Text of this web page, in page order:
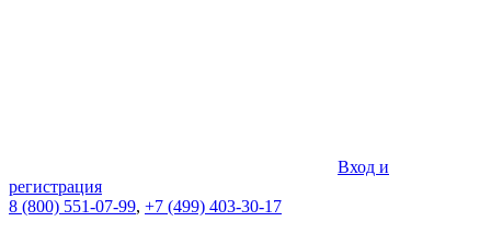
Вход и
регистрация
8 (800) 551-07-99, +7 (499) 403-30-17